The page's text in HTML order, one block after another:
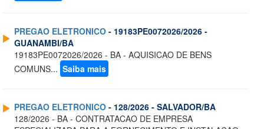
PREGAO ELETRONICO - 19183PE0072026/2026 -
GUANAMBI/BA
19183PE0072026/2026 - BA - AQUISICAO DE BENS
COMUNS... Saiba mais
PREGAO ELETRONICO - 128/2026 - SALVADOR/BA
128/2026 - BA - CONTRATACAO DE EMPRESA